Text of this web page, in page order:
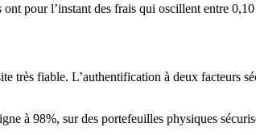
ont pour l’instant des frais qui oscillent entre
très fiable. L’authentification à deux facteurs
à 98%, sur des portefeuilles physiques